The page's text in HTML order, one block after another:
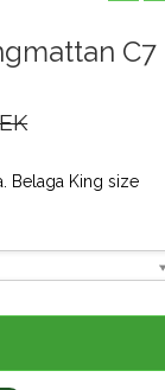
C7
Belaga King size